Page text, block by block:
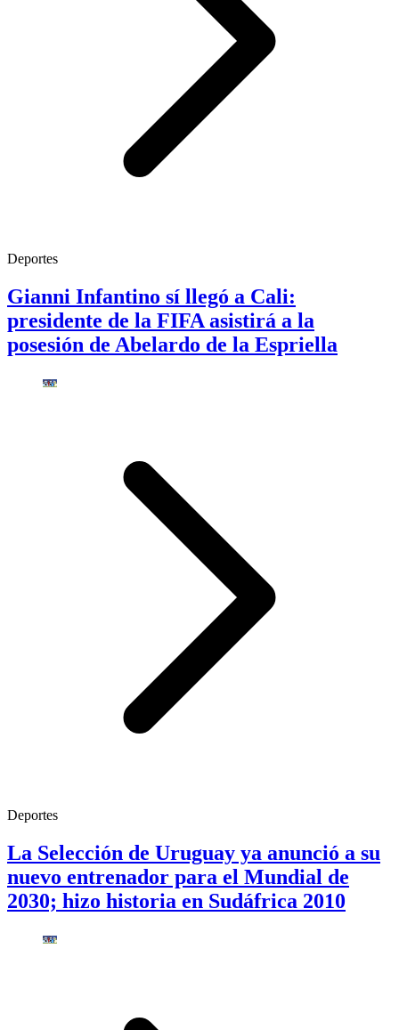
Deportes
Gianni Infantino sí llegó a Cali:
presidente de la FIFA asistirá a la
posesión de Abelardo de la Espriella
Deportes
La Selección de Uruguay ya anunció a su
nuevo entrenador para el Mundial de
2030; hizo historia en Sudáfrica 2010